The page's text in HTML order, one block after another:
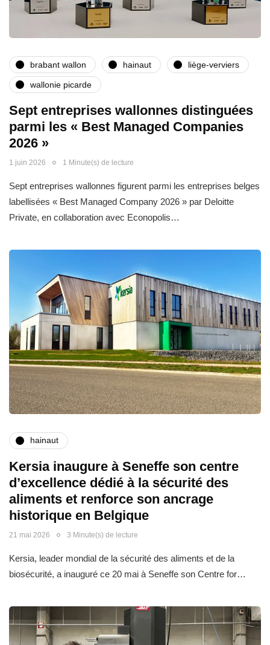
brabant wallon hainaut liège-verviers
wallonie picarde
Sept entreprises wallonnes distinguées
parmi les « Best Managed Companies
2026 »
1 juin 2026 1 Minute(s) de lecture
Sept entreprises wallonnes figurent parmi les entreprises belges
labellisées « Best Managed Company 2026 » par Deloitte
Private, en collaboration avec Econopolis…
hainaut
Kersia inaugure à Seneffe son centre
d’excellence dédié à la sécurité des
aliments et renforce son ancrage
historique en Belgique
21 mai 2026 3 Minute(s) de lecture
Kersia, leader mondial de la sécurité des aliments et de la
biosécurité, a inauguré ce 20 mai à Seneffe son Centre for…